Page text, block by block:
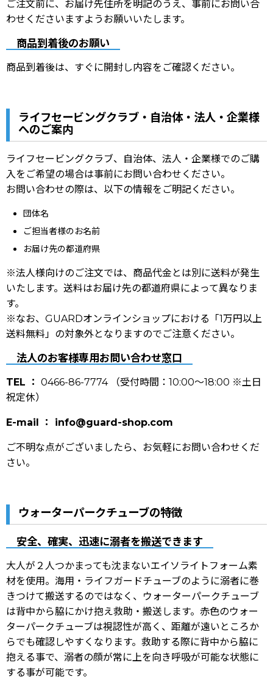
ご注文前に、お届け先住所を明記のうえ、事前にお問い合
わせくださいますようお願いいたします。
商品到着後のお願い
商品到着後は、すぐに開封し内容をご確認ください。
ライフセービングクラブ・自治体・法人・企業様
へのご案内
ライフセービングクラブ、自治体、法人・企業様でのご購
入をご希望の場合は事前にお問い合わせください。
お問い合わせの際は、以下の情報をご明記ください。
団体名
ご担当者様のお名前
お届け先の都道府県
※法人様向けのご注文では、商品代金とは別に送料が発生
いたします。送料はお届け先の都道府県によって異なりま
す。
※なお、GUARDオンラインショップにおける「1万円以上
送料無料」の対象外となりますのでご注意ください。
法人のお客様専用お問い合わせ窓口
TEL ： 0466-86-7774 （受付時間：10:00〜18:00 ※土日
祝定休）
E-mail ： info@guard-shop.com
ご不明な点がございましたら、お気軽にお問い合わせくだ
さい。
ウォーターパークチューブの特徴
安全、確実、迅速に溺者を搬送できます
大人が２人つかまっても沈まないエイソライトフォーム素
材を使用。海用・ライフガードチューブのように溺者に巻
きつけて搬送するのではなく、ウォーターパークチューブ
は背中から脇にかけ抱え救助・搬送します。赤色のウォー
ターパークチューブは視認性が高く、距離が遠いところか
らでも確認しやすくなります。救助する際に背中から脇に
抱える事で、溺者の顔が常に上を向き呼吸が可能な状態に
する事が可能です。